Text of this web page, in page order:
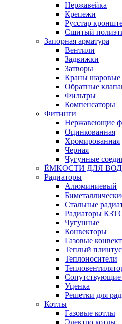
Нержавейка
Крепежи
Русстар
Сшитый
Запорная арматура
Вентили
Задвижки
Затворы
Краны шаровые
Обратные
Фильтры
Компенсаторы
Фитинги
Нержавеющие
Оцинкованная
Хромированная
Черная
Чугунные
ЁМКОСТИ ДЛЯ
Радиаторы
Алюминиевый
Стальные
Радиаторы
Чугунные
Конвекторы
Газовые
Теплый плинтус
Теплоносители
Сопутствующие
Уценка
Решетки для
Котлы
Газовые котлы
Электро котлы